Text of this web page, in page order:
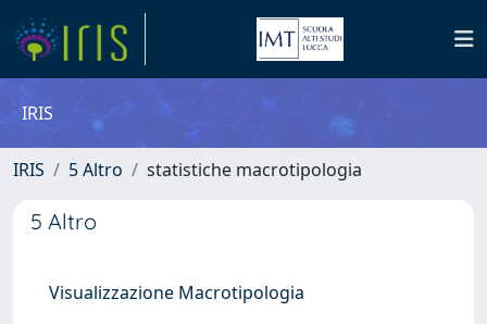
IRIS
IRIS 5 Altro statistiche macrotipologia
5 Altro
Visualizzazione Macrotipologia